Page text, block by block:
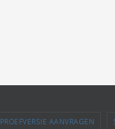
PROEFVERSIE AANVRAGEN